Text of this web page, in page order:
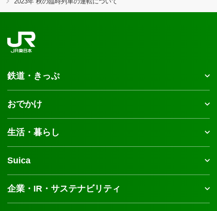
鉄道・きっぷ
おでかけ
生活・暮らし
Suica
企業・IR・サステナビリティ